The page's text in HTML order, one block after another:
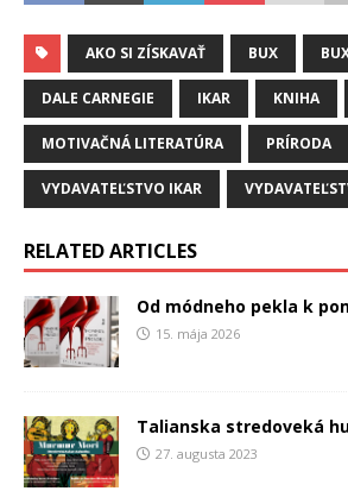
AKO SI ZÍSKAVAŤ BUX
DALE CARNEGIE IKAR KNIHA
MOTIVAČNÁ LITERATÚRA PRÍRODA
VYDAVATEĽSTVO IKAR
RELATED ARTICLES
Od módneho pekla k
15. mája 2026
Talianska stredoveká
27. augusta 2023